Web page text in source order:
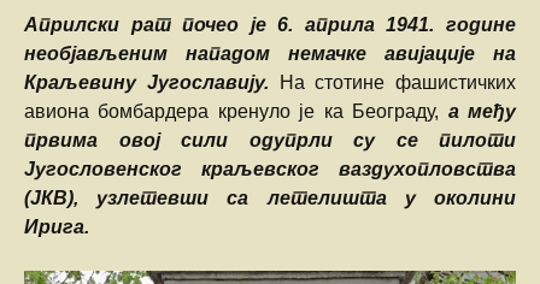
Априлски рат почео је 6. априла 1941. године
необјављеним нападом немачке авијације на
Краљевину Југославију. На стотине фашистичких
авиона бомбардера кренуло је ка Београду, а међу
првима овој сили одупрли су се пилоти
Југословенског краљевског ваздухопловства
(ЈКВ), узлетевши са летелишта у околини
Ирига.